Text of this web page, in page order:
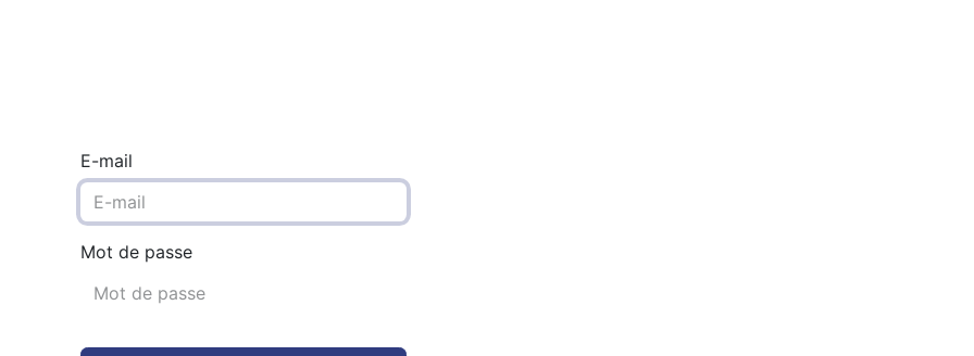
E-mail
Mot de passe